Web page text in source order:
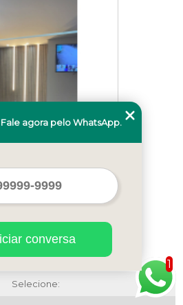
painel de sala ripado
Anhanguera
Selecione:
1
Fale agora pelo WhatsApp.
conversa